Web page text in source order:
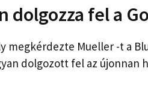
dolgozza fel a
megkérdezte Mueller -t a
dolgozott fel az újonnan